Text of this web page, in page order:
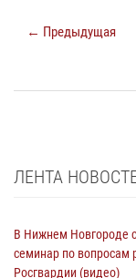
← Предыдущая
ЛЕНТА
В Нижнем Новгороде
семинар по вопросам
Росгвардии (видео)